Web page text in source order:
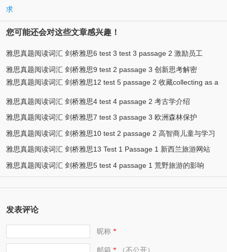
求
您可能还会对这些文章感兴趣！
雅思真题阅读词汇 剑桥雅思6 test 3 test 3 passage 2 激励员工
雅思真题阅读词汇 剑桥雅思9 test 2 passage 3 创新思考解密
雅思真题阅读词汇 剑桥雅思12 test 5 passage 2 收藏collecting as a
hobby
雅思真题阅读词汇 剑桥雅思4 test 4 passage 2 考古学介绍
雅思真题阅读词汇 剑桥雅思7 test 3 passage 3 欧洲森林保护
雅思真题阅读词汇 剑桥雅思10 test 2 passage 2 高智商儿童与学习
雅思真题阅读词汇 剑桥雅思13 Test 1 Passage 1 新西兰旅游网站
雅思真题阅读词汇 剑桥雅思5 test 4 passage 1 荒野旅游的影响
发表评论
昵称*
邮箱 *（不公开）